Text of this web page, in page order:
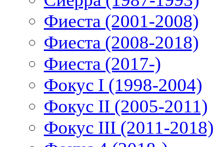
Фиеста (2001-2008)
Фиеста (2008-2018)
Фиеста (2017-)
Фокус I (1998-2004)
Фокус II (2005-2011)
Фокус III (2011-2018)